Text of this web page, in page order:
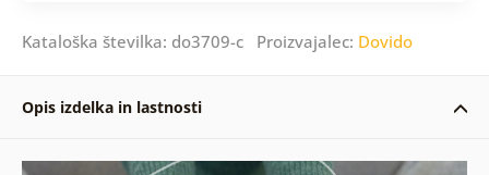
Kataloška številka: do3709-c Proizvajalec: Dovido
Opis izdelka in lastnosti